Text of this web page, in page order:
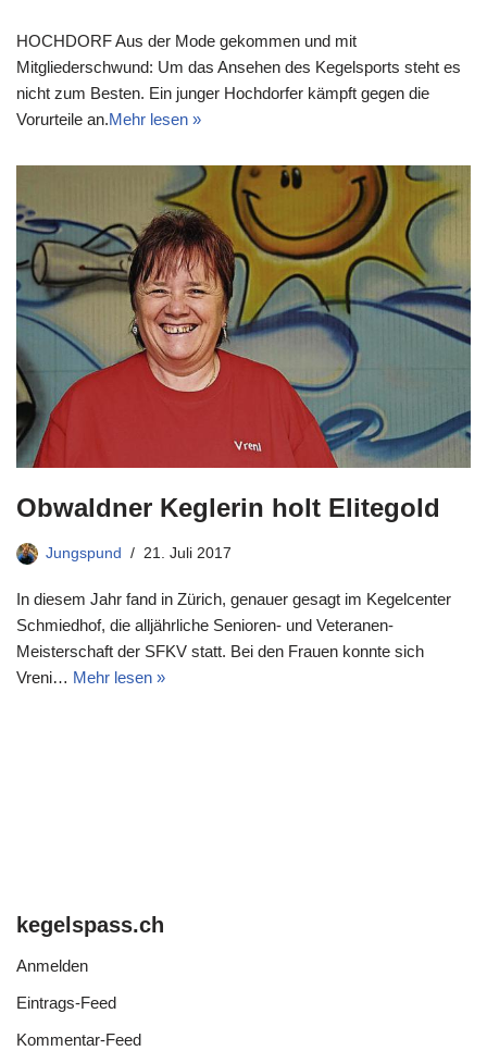
HOCHDORF Aus der Mode gekommen und mit
Mitgliederschwund: Um das Ansehen des Kegelsports steht es
nicht zum Besten. Ein junger Hochdorfer kämpft gegen die
Vorurteile an.Mehr lesen »
Obwaldner Keglerin holt Elitegold
Jungspund 21. Juli 2017
In diesem Jahr fand in Zürich, genauer gesagt im Kegelcenter
Schmiedhof, die alljährliche Senioren- und Veteranen-
Meisterschaft der SFKV statt. Bei den Frauen konnte sich
Vreni… Mehr lesen »
kegelspass.ch
Anmelden
Eintrags-Feed
Kommentar-Feed